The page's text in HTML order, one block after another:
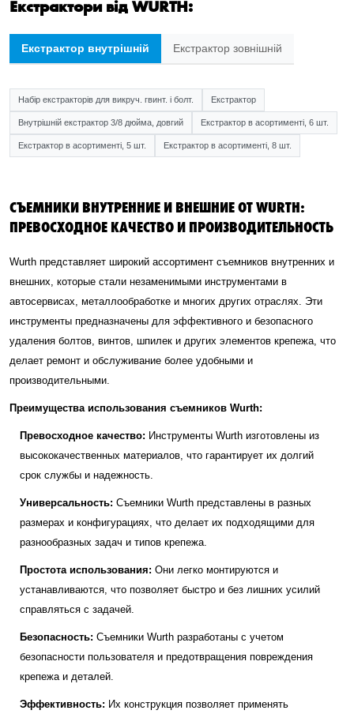
Екстрактори від WURTH:
Екстрактор внутрішній Екстрактор зовнішній
Набір екстракторів для викруч. гвинт. і болт. Екстрактор
Внутрішній екстрактор 3/8 дюйма, довгий Екстрактор в асортименті, 6 шт.
Екстрактор в асортименті, 5 шт. Екстрактор в асортименті, 8 шт.
СЪЕМНИКИ ВНУТРЕННИЕ И ВНЕШНИЕ ОТ WURTH:
ПРЕВОСХОДНОЕ КАЧЕСТВО И ПРОИЗВОДИТЕЛЬНОСТЬ
Wurth представляет широкий ассортимент съемников внутренних и
внешних, которые стали незаменимыми инструментами в
автосервисах, металлообработке и многих других отраслях. Эти
инструменты предназначены для эффективного и безопасного
удаления болтов, винтов, шпилек и других элементов крепежа, что
делает ремонт и обслуживание более удобными и
производительными.
Преимущества использования съемников Wurth:
Превосходное качество: Инструменты Wurth изготовлены из
высококачественных материалов, что гарантирует их долгий
срок службы и надежность.
Универсальность: Съемники Wurth представлены в разных
размерах и конфигурациях, что делает их подходящими для
разнообразных задач и типов крепежа.
Простота использования: Они легко монтируются и
устанавливаются, что позволяет быстро и без лишних усилий
справляться с задачей.
Безопасность: Съемники Wurth разработаны с учетом
безопасности пользователя и предотвращения повреждения
крепежа и деталей.
Эффективность: Их конструкция позволяет применять